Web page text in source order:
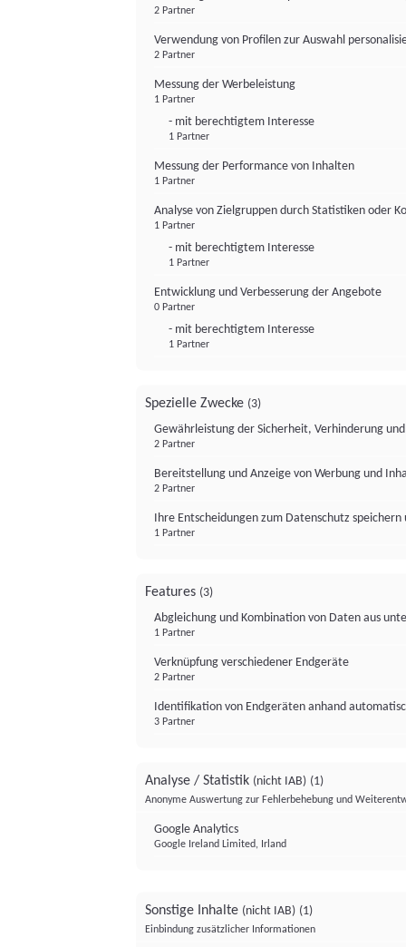
2 Partner
Verwendung von Profilen zur Auswahl
2 Partner
Messung der Werbeleistung
1 Partner
- mit berechtigtem Interesse
1 Partner
Messung der Performance von Inhalten
1 Partner
Analyse von Zielgruppen durch Statistiken oder
1 Partner
- mit berechtigtem Interesse
1 Partner
Entwicklung und Verbesserung der Angebote
0 Partner
- mit berechtigtem Interesse
1 Partner
Spezielle Zwecke (3)
Gewährleistung der Sicherheit, Verhinderung
2 Partner
Bereitstellung und Anzeige von Werbung und
2 Partner
Ihre Entscheidungen zum Datenschutz
1 Partner
Features (3)
Abgleichung und Kombination von Daten aus
1 Partner
Verknüpfung verschiedener Endgeräte
2 Partner
Identifikation von Endgeräten anhand
3 Partner
Analyse / Statistik (nicht IAB) (1)
Anonyme Auswertung zur Fehlerbehebung und
Google Analytics
Google Ireland Limited, Irland
Sonstige Inhalte (nicht IAB) (1)
Einbindung zusätzlicher Informationen